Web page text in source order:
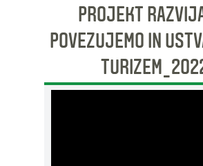
PROJEKT
POVEZUJEMO IN